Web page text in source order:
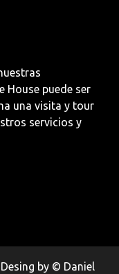
House puede ser
una visita y tour
servicios y
by © Daniel